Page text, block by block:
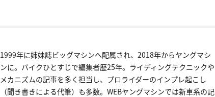
1999年に姉妹誌ビッグマシンへ配属され、2018年からヤングマシ
ンに。バイクひとすじで編集者歴25年。ライディングテクニックや
メカニズムの記事を多く担当し、プロライダーのインプレ起こし
（聞き書きによる代筆）も多数。WEBヤングマシンでは新車系の記